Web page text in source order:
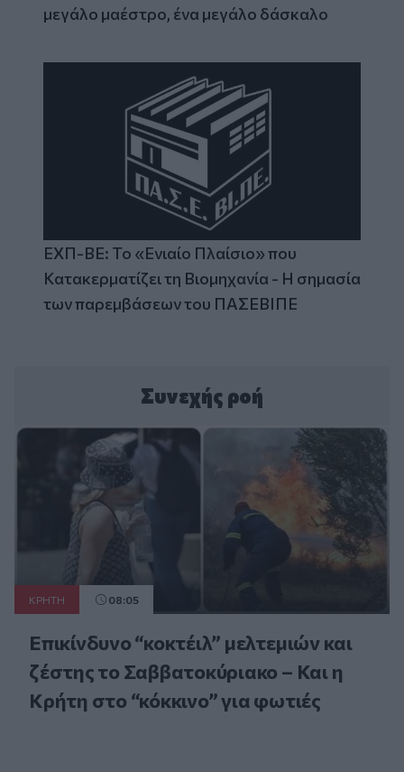
μεγάλο μαέστρο, ένα μεγάλο δάσκαλο
ΕΧΠ-ΒΕ: Το «Ενιαίο Πλαίσιο» που
Κατακερματίζει τη Βιομηχανία - Η σημασία
των παρεμβάσεων του ΠΑΣΕΒΙΠΕ
Συνεχής ροή
ΚΡΗΤΗ 08:05
Επικίνδυνο “κοκτέιλ” μελτεμιών και
ζέστης το Σαββατοκύριακο – Και η
Κρήτη στο “κόκκινο” για φωτιές